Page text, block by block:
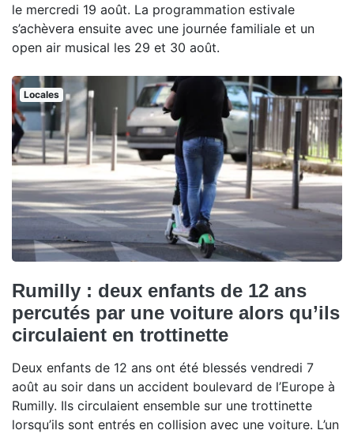
le mercredi 19 août. La programmation estivale
s’achèvera ensuite avec une journée familiale et un
open air musical les 29 et 30 août.
Locales
Rumilly : deux enfants de 12 ans
percutés par une voiture alors qu’ils
circulaient en trottinette
Deux enfants de 12 ans ont été blessés vendredi 7
août au soir dans un accident boulevard de l’Europe à
Rumilly. Ils circulaient ensemble sur une trottinette
lorsqu’ils sont entrés en collision avec une voiture. L’un